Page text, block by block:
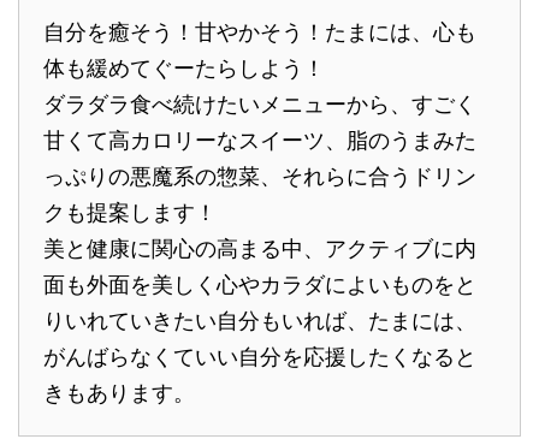
自分を癒そう！甘やかそう！たまには、心も
体も緩めてぐーたらしよう！
ダラダラ食べ続けたいメニューから、すごく
甘くて高カロリーなスイーツ、脂のうまみた
っぷりの悪魔系の惣菜、それらに合うドリン
クも提案します！
美と健康に関心の高まる中、アクティブに内
面も外面を美しく心やカラダによいものをと
りいれていきたい自分もいれば、たまには、
がんばらなくていい自分を応援したくなると
きもあります。